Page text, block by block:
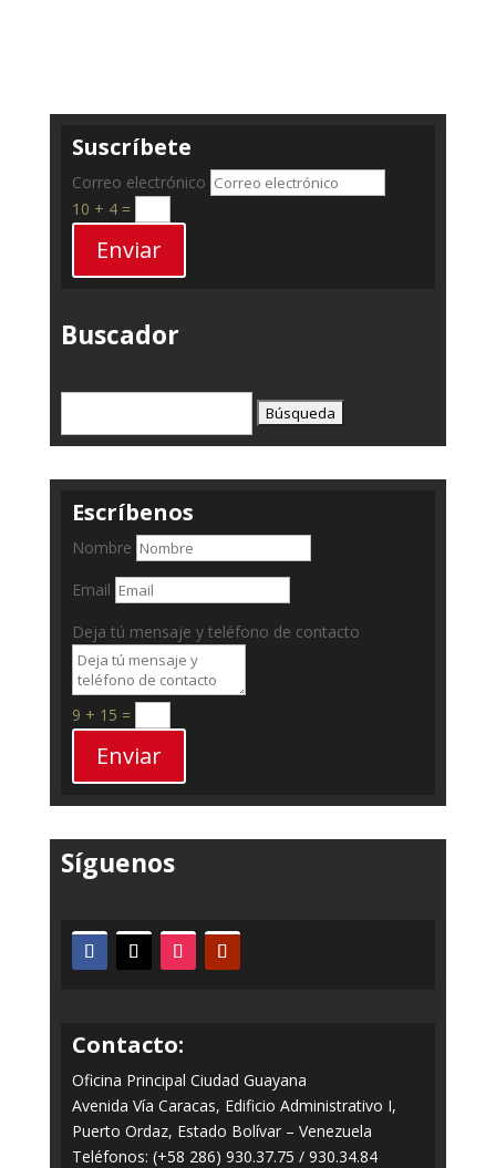
Suscríbete
Correo electrónico
10 + 4=
Enviar
Buscador
Escríbenos
Nombre
Email
Deja tú mensaje y teléfono de contacto
9 + 15 =
Enviar
Síguenos
Contacto:
Oficina Principal Ciudad Guayana
Avenida Vía Caracas, Edificio Administrativo I,
Puerto Ordaz, Estado Bolívar – Venezuela
Teléfonos: (+58 286) 930.37.75 / 930.34.84